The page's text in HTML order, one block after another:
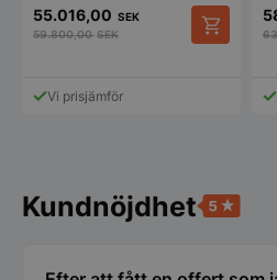
55.016,00 SEK
59.800,00SEK
Vi prisjämför
Kundnöjdhet